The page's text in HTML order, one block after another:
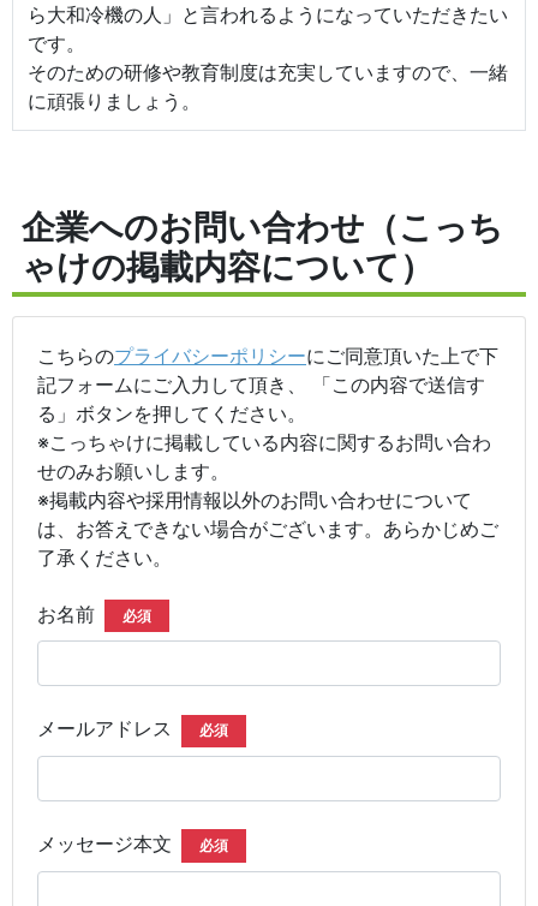
ら大和冷機の人」と言われるようになっていただきたい
です。
そのための研修や教育制度は充実していますので、一緒
に頑張りましょう。
企業へのお問い合わせ（こっち
ゃけの掲載内容について）
こちらのプライバシーポリシーにご同意頂いた上で下
記フォームにご入力して頂き、 「この内容で送信す
る」ボタンを押してください。
※こっちゃけに掲載している内容に関するお問い合わ
せのみお願いします。
※掲載内容や採用情報以外のお問い合わせについて
は、お答えできない場合がございます。あらかじめご
了承ください。
お名前 必須
メールアドレス 必須
メッセージ本文 必須